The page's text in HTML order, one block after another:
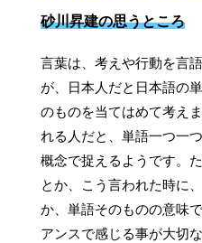
砂川昇建の思うところ
言葉は、考えや行動を言
が、日本人だと日本語の
のものを当てはめて考え
れる人だと、単語一つ一
概念で捉えるようです。
とか、こう言われた時に
か、単語そのものの意味
アンスで感じる事が大切